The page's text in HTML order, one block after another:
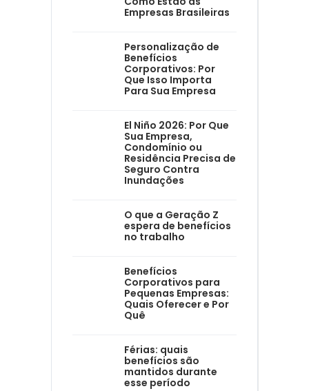
Empresas Brasileiras
Personalização de
Benefícios
Corporativos: Por
Que Isso Importa
Para Sua Empresa
El Niño 2026: Por Que
Sua Empresa,
Condomínio ou
Residência Precisa de
Seguro Contra
Inundações
O que a Geração Z
espera de benefícios
no trabalho
Benefícios
Corporativos para
Pequenas Empresas:
Quais Oferecer e Por
Quê
Férias: quais
benefícios são
mantidos durante
esse período